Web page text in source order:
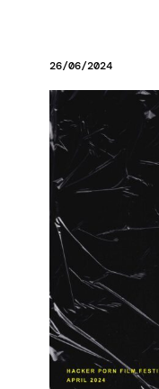
26/06/2024